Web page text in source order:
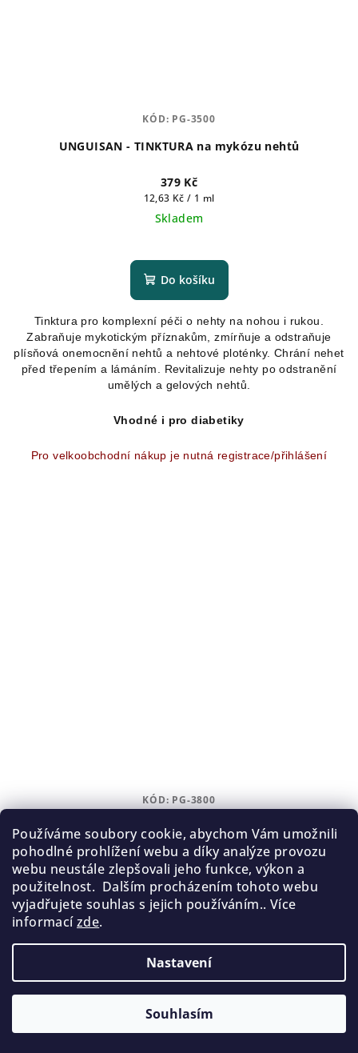
Používáme soubory cookie, abychom Vám umožnili
pohodlné prohlížení webu a díky analýze provozu
webu neustále zlepšovali jeho funkce, výkon a
použitelnost. Dalším procházením tohoto webu
vyjadřujete souhlas s jejich používáním.. Více
informacízde.
Nastavení
Souhlasím
UNGUISAN - TINKTURA na mykózu nehtů
379 Kč
Měrná
cena:
12,63 Kč / 1 ml
Skladem
hodnocení
produktu
z
5
hvězdiček.
Do košíku
Tinktura pro komplexní péči o nehty na nohou i rukou.
Zabraňuje mykotickým příznakům, zmírňuje a odstraňuje
plísňová onemocnění nehtů a nehtové ploténky. Chrání nehet
před třepením a lámáním. Revitalizuje nehty po odstranění
umělých a gelových nehtů.
Vhodné i pro diabetiky
Pro velkoobchodní nákup je nutná registrace/přihlášení
KÓD: PG-3500
UNGUISAN - TINKTURA na kuří oka a mozoly
399 Kč
Skladem
Průměrné
produktu
5,0
hvězdiček.
Do košíku
Na kuří oka, mozoly a nehtovou kůžičku.
Pro velkoobchodní nákup je nutná registrace/přihlášení
KÓD: PG-3800